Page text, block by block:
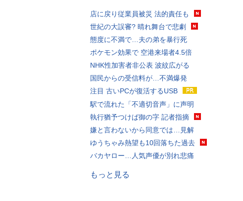
店に戻り従業員被災 法的責任も
世紀の大誤審? 晴れ舞台で悲劇
態度に不満で…夫の弟を暴行死
ポケモン効果で 空港来場者4.5倍
NHK性加害者非公表 波紋広がる
国民からの受信料が…不満爆発
注目 古いPCが復活するUSB
駅で流れた「不適切音声」に声明
執行猶予つけば御の字 記者指摘
嫌と言わないから同意では…見解
ゆうちゃみ熱望も10回落ちた過去
バカヤロー…人気声優が別れ悲痛
もっと見る